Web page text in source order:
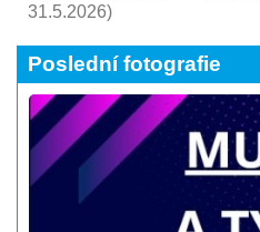
31.5.2026)
Poslední fotografie